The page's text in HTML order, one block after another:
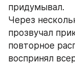
придумывал.
Через
прозвучал
повторное
воспринял